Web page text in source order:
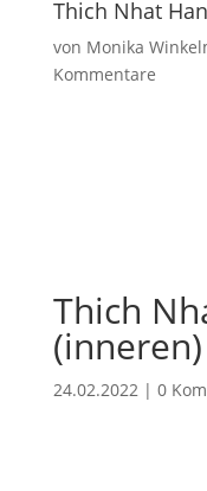
Thich Nhat
von Monika
Kommentare
Thich
24.02.2022| 0